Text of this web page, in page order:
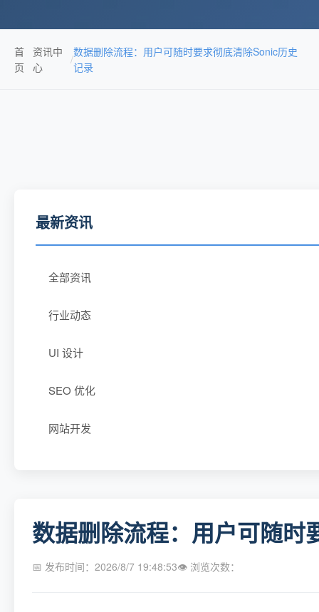
首
页
资讯中
心
/
数据删除流程：用户可随时要求彻底清除Sonic历史
记录
最新资讯
全部资讯
行业动态
UI 设计
SEO 优化
网站开发
数据删除流程：用户可随
📅 发布时间：2026/8/7 19:48:53👁 浏览次数：